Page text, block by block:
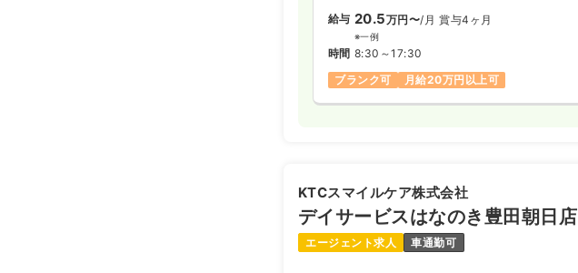
給与 20.5万円〜/月 賞与4ヶ月
※一例
時間 8:30～17:30
ブランク可
月給20万円以上可
KTCスマイルケア株式会社
デイサービスはなのき豊田朝日店
エージェント求人 車通勤可